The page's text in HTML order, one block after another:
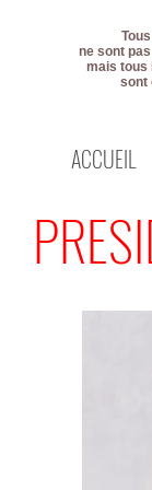
ne sont
mais tous
sont
ACCUEIL